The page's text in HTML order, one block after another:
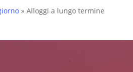
» Alloggi a lungo termine